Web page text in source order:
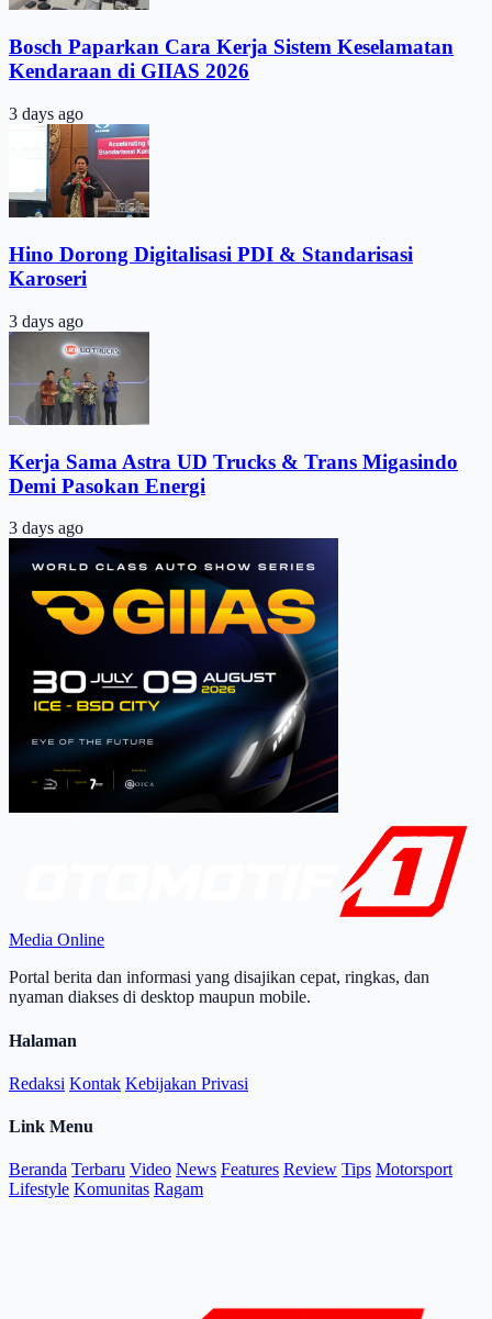
Bosch Paparkan Cara Kerja Sistem Keselamatan
Kendaraan di GIIAS 2026
3 days ago
Hino Dorong Digitalisasi PDI & Standarisasi
Karoseri
3 days ago
Kerja Sama Astra UD Trucks & Trans Migasindo
Demi Pasokan Energi
3 days ago
Media Online
Portal berita dan informasi yang disajikan cepat, ringkas, dan
nyaman diakses di desktop maupun mobile.
Halaman
Redaksi Kontak Kebijakan Privasi
Link Menu
Beranda Terbaru Video News Features Review Tips Motorsport
Lifestyle Komunitas Ragam